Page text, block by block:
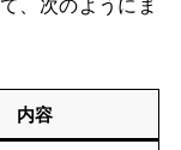
内容